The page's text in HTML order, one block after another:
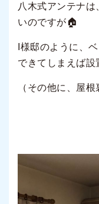
八木式アンテナ
いのですが🏠
I様邸のように、
できてしまえば
（その他に、屋